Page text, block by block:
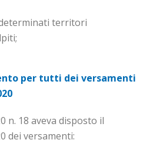
territori
per tutti dei versamenti
n. 18 aveva disposto il
dei versamenti: